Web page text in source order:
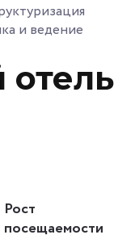
и ведение
Рост
посещаемости